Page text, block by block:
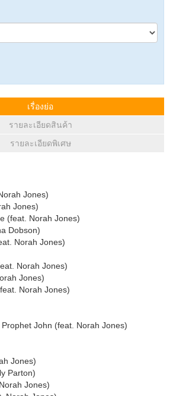
เรื่องย่อ
รายละเอียดสินค้า
รายละเอียดพิเศษ
Jones)
Jones)
(feat. Norah Jones)
Dobson)
Norah Jones)
Norah Jones)
Jones)
Norah Jones)
John (feat. Norah Jones)
Jones)
Parton)
Jones)